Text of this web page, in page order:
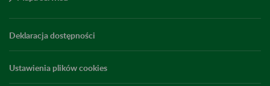
Deklaracja dostępności
Ustawienia plików cookies